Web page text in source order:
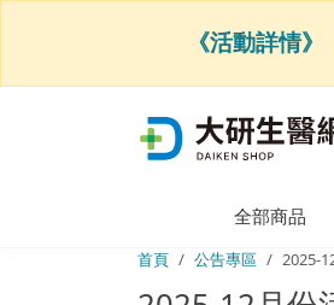
全部商品
首頁 公告專區 2025-
《活動詳情》